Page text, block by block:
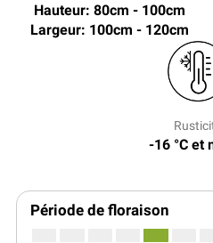
Hauteur: 80cm - 100cm
Largeur: 100cm - 120cm
-16 °C et
Période de floraison